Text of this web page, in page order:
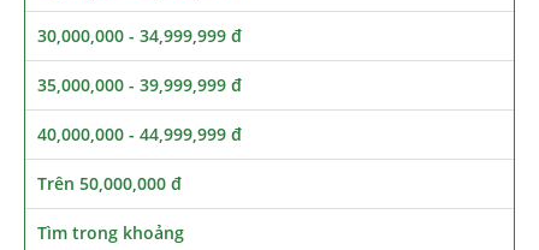
30,000,000 - 34,999,999 đ
35,000,000 - 39,999,999 đ
40,000,000 - 44,999,999 đ
Trên 50,000,000 đ
Tìm trong khoảng